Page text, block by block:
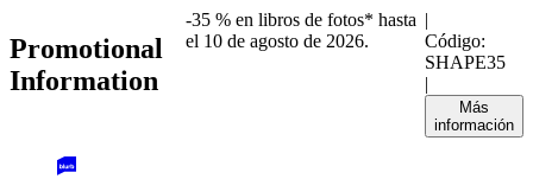
Promotional
Information
-35 % en libros de fotos* hasta
el 10 de agosto de 2026.
|
Código:
SHAPE35
|
Más
información